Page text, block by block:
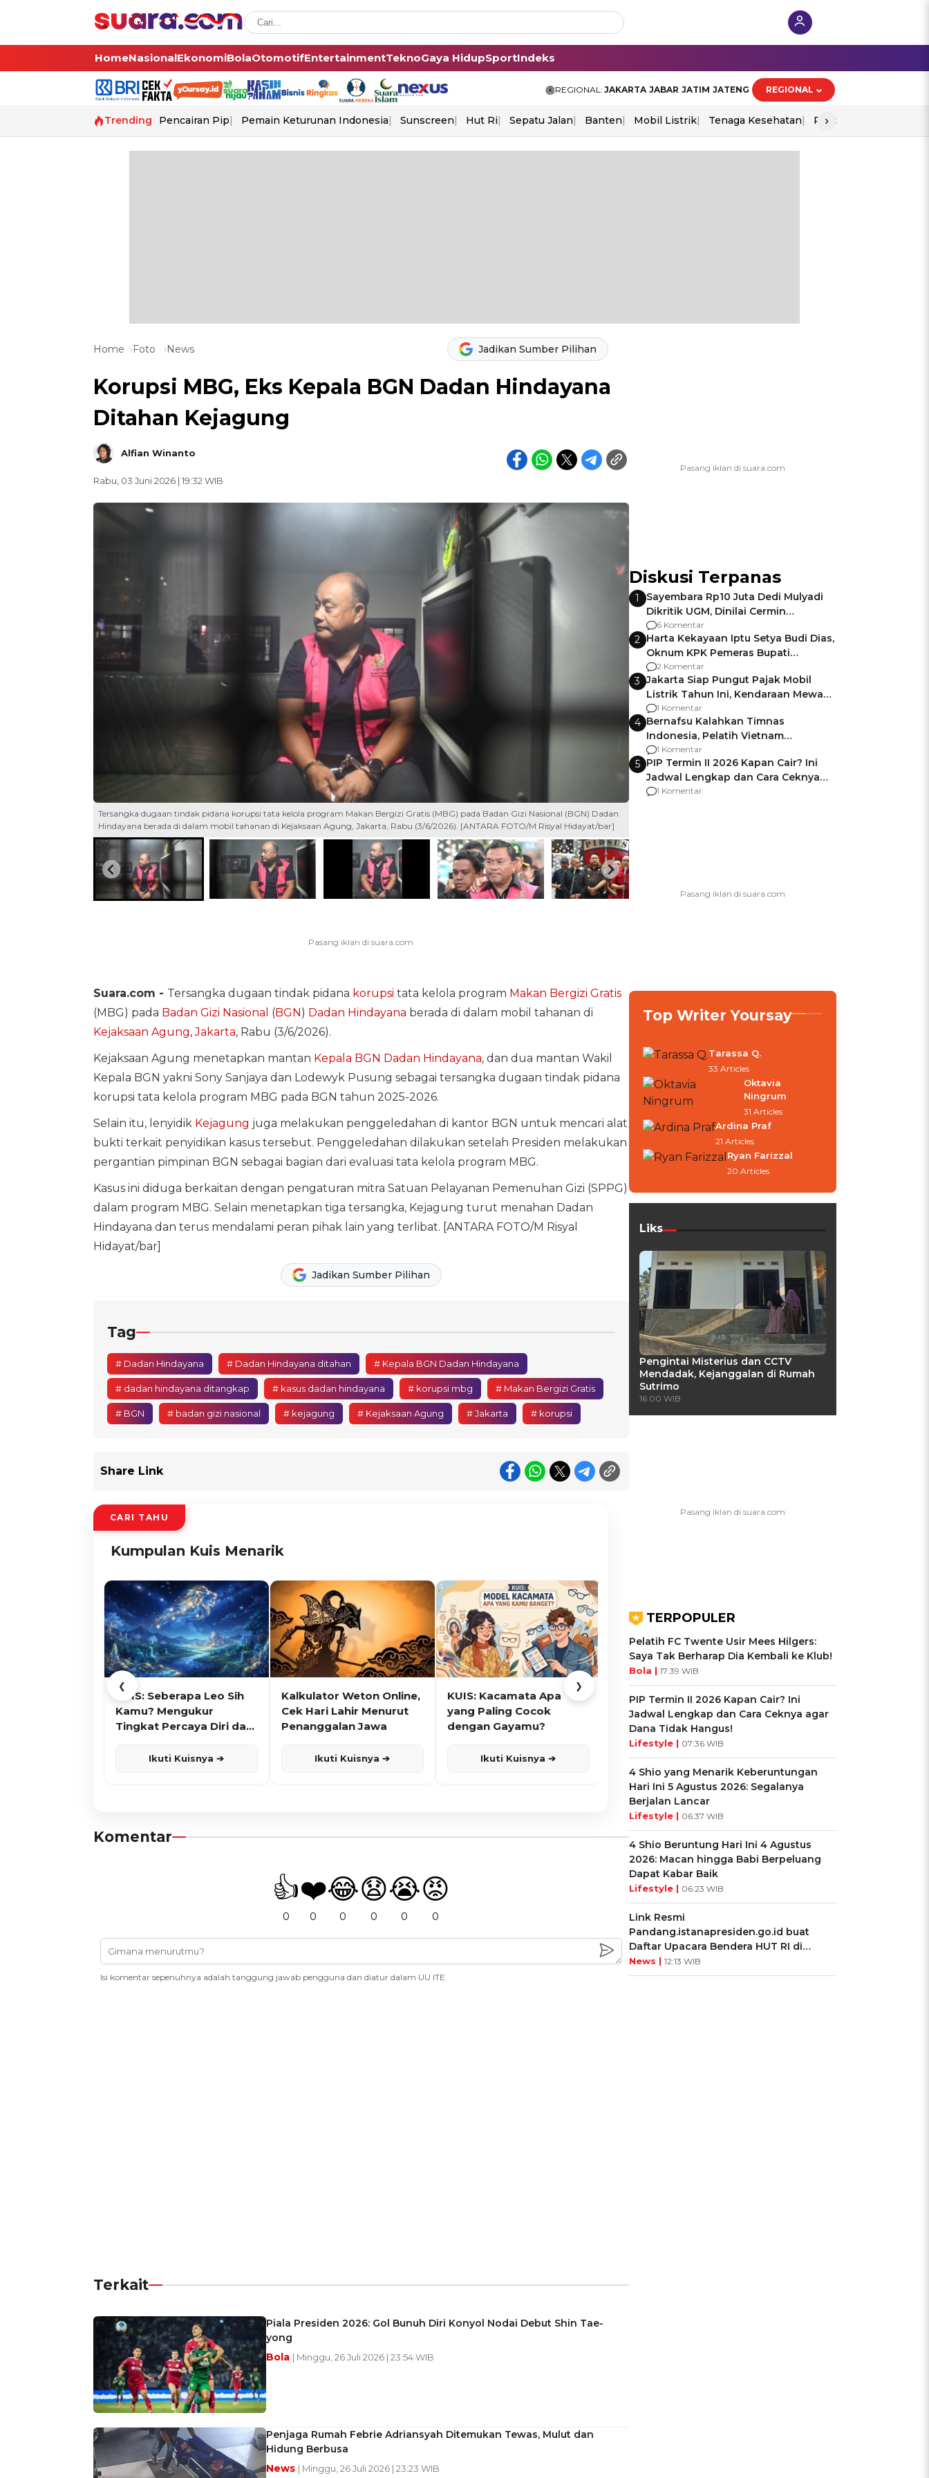
HomeNasionalEkonomiBolaOtomotifEntertainmentTeknoGaya HidupSportIndeks
REGIONAL: JAKARTA JABAR JATIM JATENG REGIONAL
Trending Pencairan Pip Pemain Keturunan Indonesia Sunscreen Hut Ri Sepatu Jalan Banten Mobil Listrik Tenaga Kesehatan Piala Aff 2026
›
Home Foto News Jadikan Sumber Pilihan
Korupsi MBG, Eks Kepala BGN Dadan Hindayana
Ditahan Kejagung
Alfian Winanto
Rabu, 03 Juni 2026 | 19:32 WIB
Tersangka dugaan tindak pidana korupsi tata kelola program Makan Bergizi Gratis (MBG) pada Badan Gizi Nasional (BGN) Dadan
Hindayana berada di dalam mobil tahanan di Kejaksaan Agung, Jakarta, Rabu (3/6/2026). [ANTARA FOTO/M Risyal Hidayat/bar]
Suara.com - Tersangka dugaan tindak pidana korupsi tata kelola program Makan Bergizi Gratis
(MBG) pada Badan Gizi Nasional (BGN ) Dadan Hindayana berada di dalam mobil tahanan di
Kejaksaan Agung,Jakarta, Rabu (3/6/2026).
Kejaksaan Agung menetapkan mantan Kepala BGN Dadan Hindayana, dan dua mantan Wakil
Kepala BGN yakni Sony Sanjaya dan Lodewyk Pusung sebagai tersangka dugaan tindak pidana
korupsi tata kelola program MBG pada BGN tahun 2025-2026.
Selain itu, lenyidik Kejagung juga melakukan penggeledahan di kantor BGN untuk mencari alat
bukti terkait penyidikan kasus tersebut. Penggeledahan dilakukan setelah Presiden melakukan
pergantian pimpinan BGN sebagai bagian dari evaluasi tata kelola program MBG.
Kasus ini diduga berkaitan dengan pengaturan mitra Satuan Pelayanan Pemenuhan Gizi (SPPG)
dalam program MBG. Selain menetapkan tiga tersangka, Kejagung turut menahan Dadan
Hindayana dan terus mendalami peran pihak lain yang terlibat. [ANTARA FOTO/M Risyal
Hidayat/bar]
Jadikan Sumber Pilihan
Tag
# Dadan Hindayana # Dadan Hindayana ditahan # Kepala BGN Dadan Hindayana
# dadan hindayana ditangkap # kasus dadan hindayana # korupsi mbg # Makan Bergizi Gratis
# BGN # badan gizi nasional # kejagung # Kejaksaan Agung # Jakarta # korupsi
Share Link
CARI TAHU
Kumpulan Kuis Menarik
❮
KUIS: Seberapa Leo Sih
Kamu? Mengukur
Tingkat Percaya Diri dan
Ikuti Kuisnya ➔
Kalkulator Weton Online,
Cek Hari Lahir Menurut
Penanggalan Jawa
Ikuti Kuisnya ➔
KUIS: Kacamata Apa
yang Paling Cocok
dengan Gayamu?
Ikuti Kuisnya ➔
KUIS: Sepatu Mana yang
Cocok dengan
Kepribadianmu?
Ikuti Kuisnya ➔
KUIS: Seberapa Kenal
Kamu dengan Si Zodiak
Ikuti Kuisnya ➔
❯
Komentar
👍
0
❤️
0
😂
0
😧
0
😭
0
😡
0
Isi komentar sepenuhnya adalah tanggung jawab pengguna dan diatur dalam UU ITE
Terkait
Piala Presiden 2026: Gol Bunuh Diri Konyol Nodai Debut Shin Tae-
yong
Bola | Minggu, 26 Juli 2026 | 23:54 WIB
Penjaga Rumah Febrie Adriansyah Ditemukan Tewas, Mulut dan
Hidung Berbusa
News | Minggu, 26 Juli 2026 | 23:23 WIB
Diskusi Terpanas
1
Sayembara Rp10 Juta Dedi Mulyadi
Dikritik UGM, Dinilai Cermin
Gagalnya Negara Jamin Keamanan
6 Komentar
2 Harta Kekayaan Iptu Setya Budi Dias,
Oknum KPK Pemeras Bupati
Pemalang
2 Komentar
3 Jakarta Siap Pungut Pajak Mobil
Listrik Tahun Ini, Kendaraan Mewah
Kena hingga 75% PKB
1 Komentar
4 Bernafsu Kalahkan Timnas
Indonesia, Pelatih Vietnam
Berencana Pakai Jimat di Pakansari
1 Komentar
5 PIP Termin II 2026 Kapan Cair? Ini
Jadwal Lengkap dan Cara Ceknya
agar Dana Tidak Hangus!
1 Komentar
Top Writer Yoursay
Tarassa Q.
33 Articles
Oktavia
Ningrum
31 Articles
Ardina Praf
21 Articles
Ryan Farizzal
20 Articles
Liks
Pengintai Misterius dan CCTV
Mendadak, Kejanggalan di Rumah
Sutrimo
16:00 WIB
TERPOPULER
Pelatih FC Twente Usir Mees Hilgers:
Saya Tak Berharap Dia Kembali ke Klub!
Bola | 17:39 WIB
PIP Termin II 2026 Kapan Cair? Ini
Jadwal Lengkap dan Cara Ceknya agar
Dana Tidak Hangus!
Lifestyle | 07:36 WIB
4 Shio yang Menarik Keberuntungan
Hari Ini 5 Agustus 2026: Segalanya
Berjalan Lancar
Lifestyle | 06:37 WIB
4 Shio Beruntung Hari Ini 4 Agustus
2026: Macan hingga Babi Berpeluang
Dapat Kabar Baik
Lifestyle | 06:23 WIB
Link Resmi
Pandang.istanapresiden.go.id buat
Daftar Upacara Bendera HUT RI di
Istana Negara
News | 12:13 WIB